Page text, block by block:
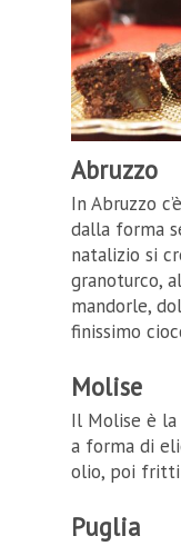
Abruzzo
In Abruzzo
dalla forma
natalizio si
granoturco,
mandorle,
finissimo
Molise
Il Molise è
a forma di
olio, poi
Puglia